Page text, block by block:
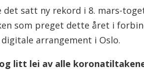
det satt ny rekord i 8. mars-
som preget dette året i
arrangement i Oslo.
litt lei av alle